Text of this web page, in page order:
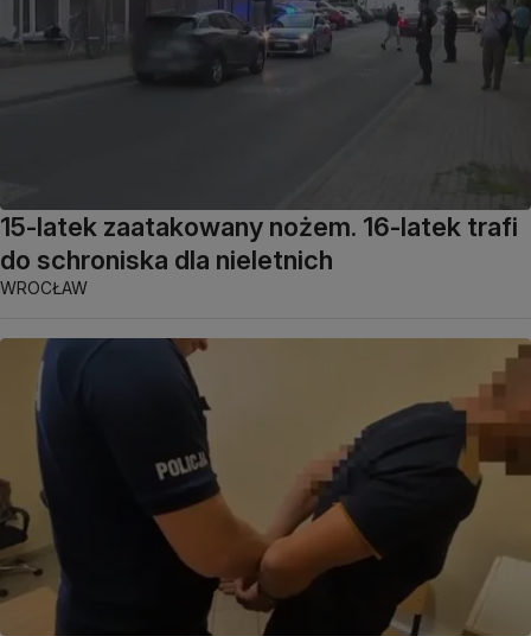
15-latek zaatakowany nożem. 16-latek trafi
do schroniska dla nieletnich
WROCŁAW